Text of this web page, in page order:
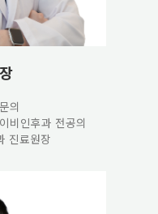
의
비인후과 전공의
진료원장